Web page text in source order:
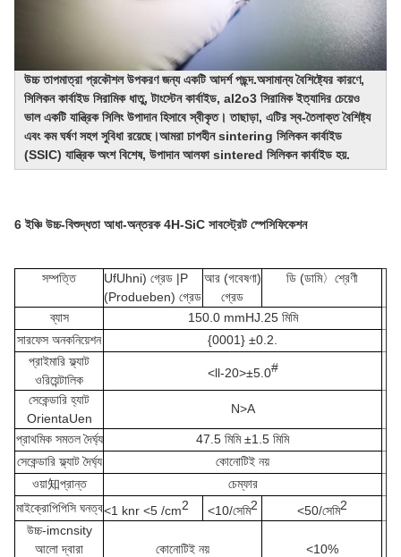
উচ্চ তাপমাত্রা প্রকৌশল উপকরণ জন্য একটি আদর্শ পছন্দ.অসামান্য বৈশিষ্ট্যের কারণে,
সিলিকন কার্বাইড সিরামিক ধাতু, টাংস্টেন কার্বাইড, al2o3 সিরামিক ইত্যাদির চেয়েও
ভাল একটি যান্ত্রিক সিলিং উপাদান হিসাবে স্বীকৃত। তাছাড়া, এটির স্ব-তৈলাক্ত বৈশিষ্ট্য
এবং কম ঘর্ষণ সহগ সুবিধা রয়েছে।আমরা চাপহীন sintering সিলিকন কার্বাইড
(SSIC) যান্ত্রিক অংশ বিশেষ, উপাদান আলফা sintered সিলিকন কার্বাইড হয়.
6 ইঞ্চি উচ্চ-বিশুদ্ধতা আধা-অন্তরক 4H-SiC সাবস্ট্রেট স্পেসিফিকেশন
সম্পত্তি
UfUhni) গ্রেড |P
(Produeben) গ্রেড
আর (গবেষণা)
গ্রেড
ডি (ডামি〉 শ্রেণী
ব্যাস
150.0 mmHJ.25 মিমি
সারফেস অনকনিয়েশন
{0001} ±0.2
প্রাইমারি ফ্ল্যাট
ওরিয়েন্টালিক
<ll-20>±5.0#
সেকেন্ডারি হ্যাট
OrientaUen
N>A
প্রাথমিক সমতল দৈর্ঘ্য
47.5 মিমি ±1.5 মিমি
সেকেন্ডারি ফ্ল্যাট দৈর্ঘ্য
কোনোটিই নয়
ওয়া知প্রান্ত
চেম্ফার
মাইক্রোপিপিসি ঘনত্ব<1 knr <5 /cm2 <10/সেমি2 <50/সেমি2
উচ্চ-imcnsity
আলো দ্বারা
কোনোটিই নয় <10%